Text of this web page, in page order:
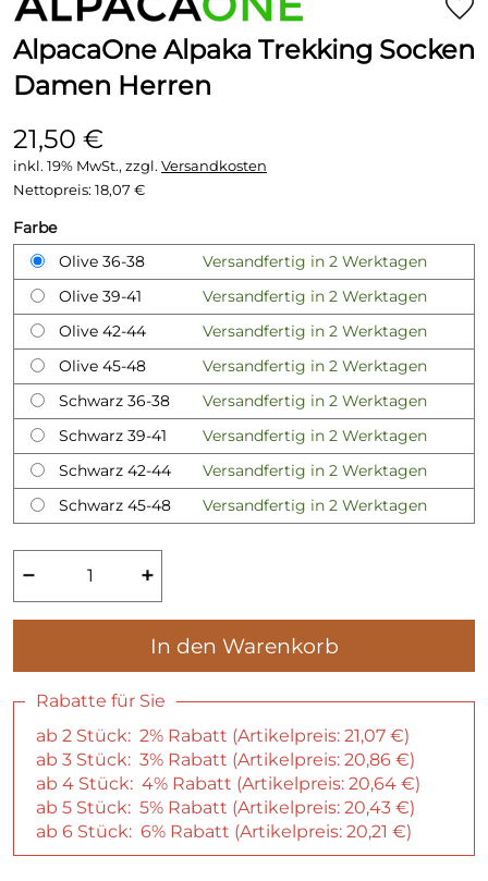
AlpacaOne Alpaka Trekking Socken
Damen Herren
21,50 €
inkl. 19% MwSt., zzgl. Versandkosten
Nettopreis: 18,07 €
Farbe
Olive 36-38
Versandfertig in 2 Werktagen
Olive 39-41
Versandfertig in 2 Werktagen
Olive 42-44
Versandfertig in 2 Werktagen
Olive 45-48
Versandfertig in 2 Werktagen
Schwarz 36-38
Versandfertig in 2 Werktagen
Schwarz 39-41
Versandfertig in 2 Werktagen
Schwarz 42-44
Versandfertig in 2 Werktagen
Schwarz 45-48
Versandfertig in 2 Werktagen
− +
In den Warenkorb
Rabatte für Sie
ab 2 Stück: 2% Rabatt (Artikelpreis: 21,07 €)
ab 3 Stück: 3% Rabatt (Artikelpreis: 20,86 €)
ab 4 Stück: 4% Rabatt (Artikelpreis: 20,64 €)
ab 5 Stück: 5% Rabatt (Artikelpreis: 20,43 €)
ab 6 Stück: 6% Rabatt (Artikelpreis: 20,21 €)